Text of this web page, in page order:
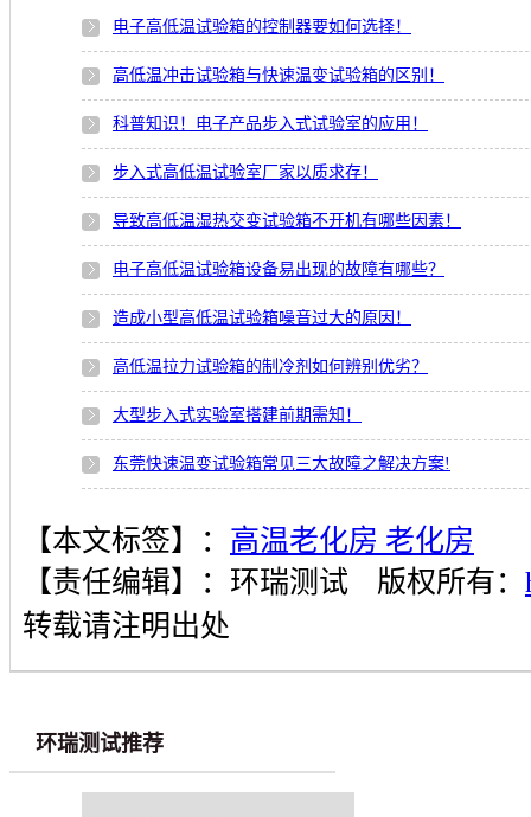
电子高低温试验箱的控制器要如何选择！
高低温冲击试验箱与快速温变试验箱的区别！
科普知识！电子产品步入式试验室的应用！
步入式高低温试验室厂家以质求存！
导致高低温湿热交变试验箱不开机有哪些因素！
电子高低温试验箱设备易出现的故障有哪些？
造成小型高低温试验箱噪音过大的原因！
高低温拉力试验箱的制冷剂如何辨别优劣？
大型步入式实验室搭建前期需知！
东莞快速温变试验箱常见三大故障之解决方案!
【本文标签】： 高温老化房 老化房
【责任编辑】： 环瑞测试 版权所有：
转载请注明出处
环瑞测试推荐